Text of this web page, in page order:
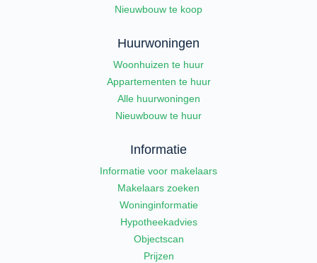
Nieuwbouw te koop
Huurwoningen
Woonhuizen te huur
Appartementen te huur
Alle huurwoningen
Nieuwbouw te huur
Informatie
Informatie voor makelaars
Makelaars zoeken
Woninginformatie
Hypotheekadvies
Objectscan
Prijzen